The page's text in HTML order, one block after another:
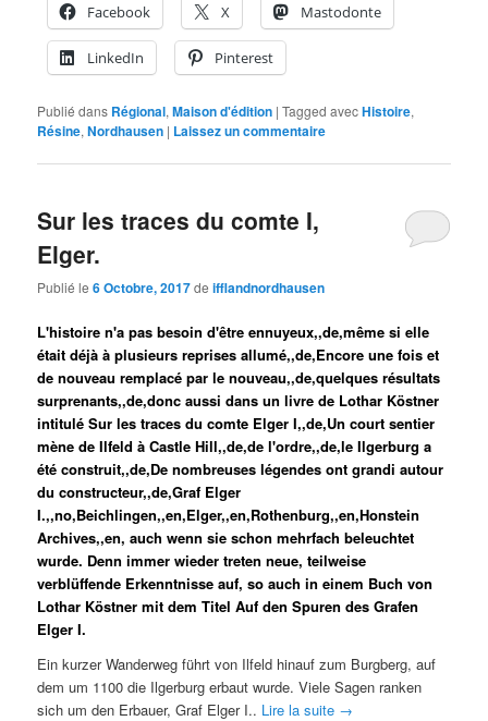
Facebook
X Mastodonte
LinkedIn Pinterest
Publié dans Régional,Maison d'édition |Tagged avecHistoire,
Résine,Nordhausen | Laissez un commentaire
Sur les traces du comte I,
Elger.
Publié le6 Octobre, 2017deifflandnordhausen
L'histoire n'a pas besoin d'être ennuyeux,,de,même si elle
était déjà à plusieurs reprises allumé,,de,Encore une fois et
de nouveau remplacé par le nouveau,,de,quelques résultats
surprenants,,de,donc aussi dans un livre de Lothar Köstner
intitulé Sur les traces du comte Elger I,,de,Un court sentier
mène de Ilfeld à Castle Hill,,de,de l'ordre,,de,le Ilgerburg a
été construit,,de,De nombreuses légendes ont grandi autour
du constructeur,,de,Graf Elger
I.,,no,Beichlingen,,en,Elger,,en,Rothenburg,,en,Honstein
Archives,,en, auch wenn sie schon mehrfach beleuchtet
wurde. Denn immer wieder treten neue, teilweise
verblüffende Erkenntnisse auf, so auch in einem Buch von
Lothar Köstner mit dem Titel Auf den Spuren des Grafen
Elger I.
Ein kurzer Wanderweg führt von Ilfeld hinauf zum Burgberg, auf
dem um 1100 die Ilgerburg erbaut wurde. Viele Sagen ranken
sich um den Erbauer, Graf Elger I.. Lire la suite →